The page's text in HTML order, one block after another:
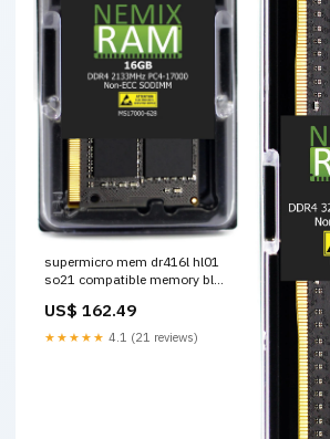
supermicro mem dr416l hl01
so21 compatible memory blue
US$ 162.49
★★★★★ 4.1 (21 reviews)